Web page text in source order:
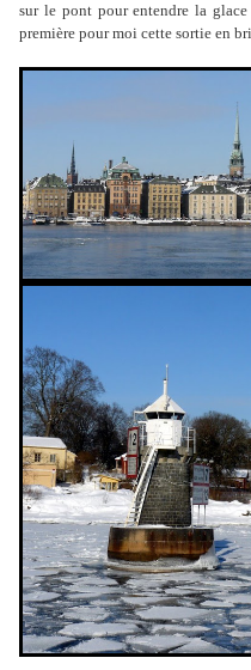
sur le pont pour entendre la
première pour moi cette sortie en